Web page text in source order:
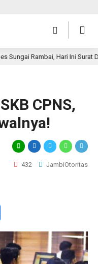
Rambai, Hari Ini Surat
CPNS,
432 JambiOtoritas